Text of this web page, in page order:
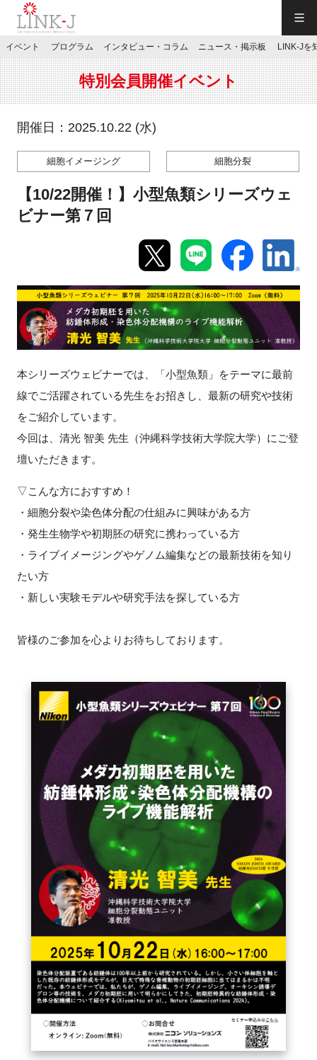
JP／EN
特別会員専用メニュー
施設ご予約
マイページ
新規登録
イベント
プログラム
インタビュー・コラム
ニュース・掲示板
LINK-Jを知る
特別会員
施設・アクセス
FAQ
イベントお知らせメール登録
閉じる
イベント プログラム インタビュー・コラム ニュース・掲示板 LINK-Jを
特別会員開催イベント
開催日：2025.10.22 (水)
細胞イメージング 細胞分裂
【10/22開催！】小型魚類シリーズウェ
ビナー第７回
本シリーズウェビナーでは、「小型魚類」をテーマに最前
線でご活躍されている先生をお招きし、最新の研究や技術
をご紹介しています。
今回は、清光 智美 先生（沖縄科学技術大学院大学）にご登
壇いただきます。
▽こんな方におすすめ！
・細胞分裂や染色体分配の仕組みに興味がある方
・発生生物学や初期胚の研究に携わっている方
・ライブイメージングやゲノム編集などの最新技術を知り
たい方
・新しい実験モデルや研究手法を探している方
皆様のご参加を心よりお待ちしております。